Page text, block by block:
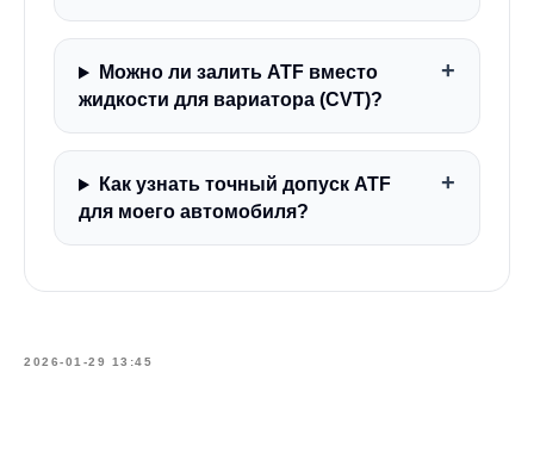
Можно ли залить ATF вместо
жидкости для вариатора (CVT)?
Как узнать точный допуск ATF
для моего автомобиля?
2026-01-29 13:45